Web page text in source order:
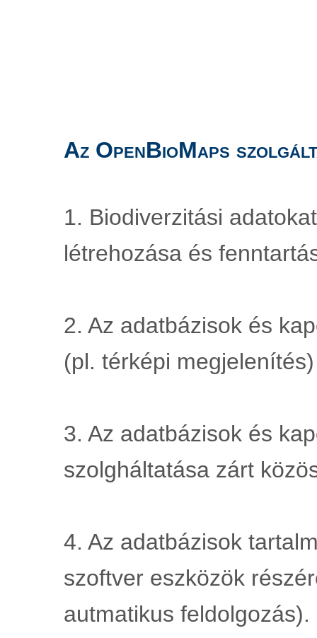
Az OpenBioMaps
1. Biodiverzitási
létrehozása és
2. Az adatbázisok és
(pl. térképi
3. Az adatbázisok és
szolgháltatása zárt
4. Az adatbázisok
szoftver eszközök
autmatikus feldolgozás).